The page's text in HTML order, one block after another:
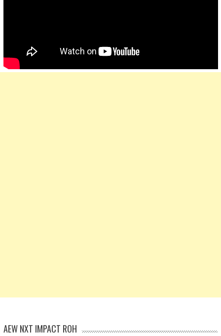
AEW NXT IMPACT ROH